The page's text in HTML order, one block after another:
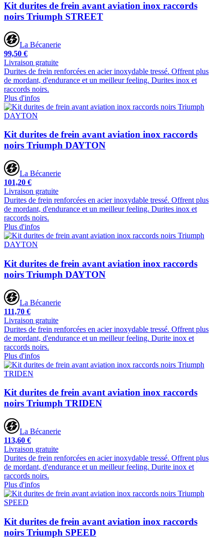
Kit durites de frein avant aviation inox raccords
noirs Triumph STREET
La Bécanerie
99,50 €
Livraison gratuite
Durites de frein renforcées en acier inoxydable tressé. Offrent plus
de mordant, d'endurance et un meilleur feeling. Durites inox et
raccords noirs.
Plus d'infos
Kit durites de frein avant aviation inox raccords
noirs Triumph DAYTON
La Bécanerie
101,20 €
Livraison gratuite
Durites de frein renforcées en acier inoxydable tressé. Offrent plus
de mordant, d'endurance et un meilleur feeling. Durites inox et
raccords noirs.
Plus d'infos
Kit durites de frein avant aviation inox raccords
noirs Triumph DAYTON
La Bécanerie
111,70 €
Livraison gratuite
Durites de frein renforcées en acier inoxydable tressé. Offrent plus
de mordant, d'endurance et un meilleur feeling. Durite inox et
raccords noirs.
Plus d'infos
Kit durites de frein avant aviation inox raccords
noirs Triumph TRIDEN
La Bécanerie
113,60 €
Livraison gratuite
Durites de frein renforcées en acier inoxydable tressé. Offrent plus
de mordant, d'endurance et un meilleur feeling. Durite inox et
raccords noirs.
Plus d'infos
Kit durites de frein avant aviation inox raccords
noirs Triumph SPEED